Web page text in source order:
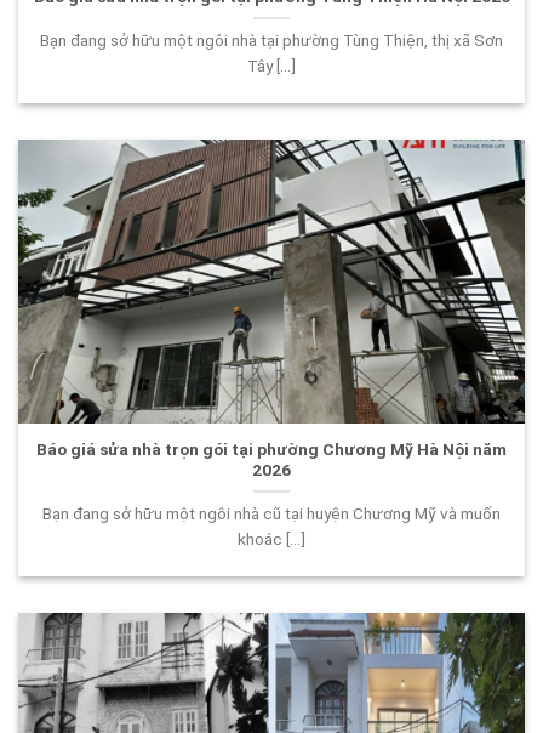
Bạn đang sở hữu một ngôi nhà tại phường Tùng Thiện, thị xã Sơn
Tây [...]
Báo giá sửa nhà trọn gói tại phường Chương Mỹ Hà Nội năm
2026
Bạn đang sở hữu một ngôi nhà cũ tại huyện Chương Mỹ và muốn
khoác [...]